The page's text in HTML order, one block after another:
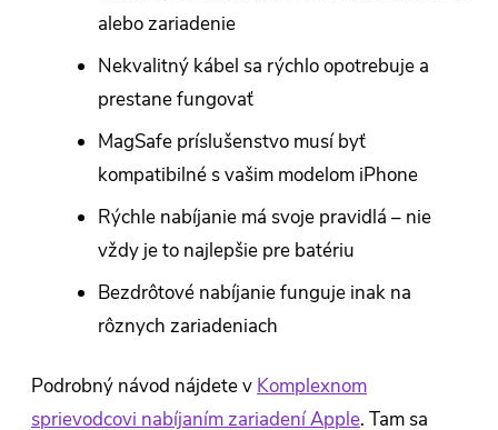
alebo zariadenie
Nekvalitný kábel sa rýchlo opotrebuje a
prestane fungovať
MagSafe príslušenstvo musí byť
kompatibilné s vašim modelom iPhone
Rýchle nabíjanie má svoje pravidlá – nie
vždy je to najlepšie pre batériu
Bezdrôtové nabíjanie funguje inak na
rôznych zariadeniach
Podrobný návod nájdete v Komplexnom
sprievodcovi nabíjaním zariadení Apple. Tam sa